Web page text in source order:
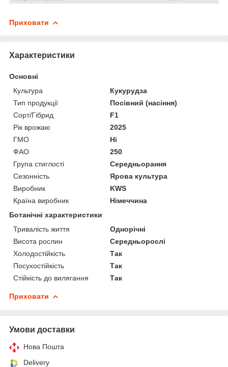
Приховати
Характеристики
Основні
Культура
Кукурудза
Тип продукції
Посівний (насіння)
Сорт/Гібрид
F1
Рік врожаю
2025
ГМО
Ні
ФАО
250
Група стиглості
Середньорання
Сезонність
Ярова культура
Виробник
KWS
Країна виробник
Німеччина
Ботанічні характеристики
Тривалість життя
Однорічні
Висота рослин
Середньорослі
Холодостійкість
Так
Посухостійкість
Так
Стійкість до вилягання
Так
Приховати
Умови доставки
Нова Пошта
Delivery